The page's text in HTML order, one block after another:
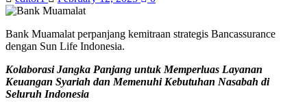
Bank Muamalat perpanjang kemitraan strategis Bancassurance
dengan Sun Life Indonesia.
Kolaborasi Jangka Panjang untuk Memperluas Layanan
Keuangan Syariah dan Memenuhi Kebutuhan Nasabah di
Seluruh Indonesia